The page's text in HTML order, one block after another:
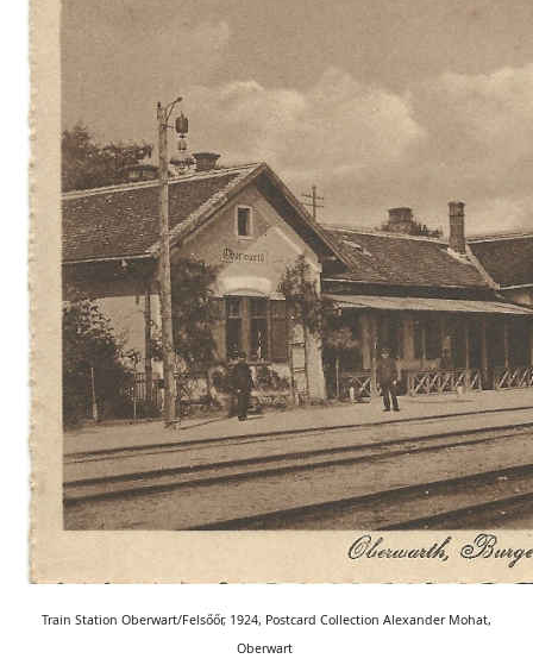
Train Station Oberwart/Felsőőr, 1924, Postcard Collection Alexander Mohat,
Oberwart